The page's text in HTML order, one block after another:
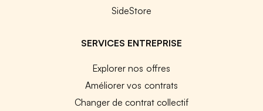
SideStore
SERVICES ENTREPRISE
Explorer nos offres
Améliorer vos contrats
Changer de contrat collectif